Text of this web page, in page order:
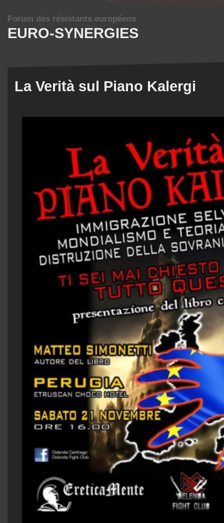
EURO-SYNERGIES
Forum des résistants européens
La Verità sul Piano Kalergi